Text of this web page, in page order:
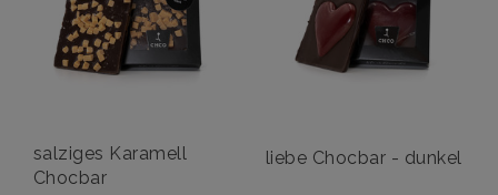
salziges Karamell
Chocbar
liebe Chocbar - dunkel